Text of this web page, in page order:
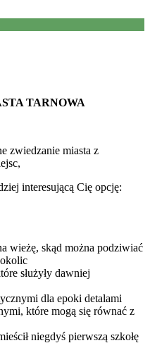
TARNOWA
zwiedzanie miasta z
interesującą Cię opcję:
wieżę, skąd można podziwiać
służyły dawniej
dla epoki detalami
które mogą się równać z
niegdyś pierwszą szkołę